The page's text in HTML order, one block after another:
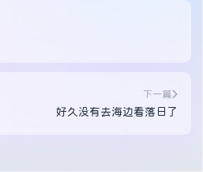
下一篇
好久没有去海边看落日了